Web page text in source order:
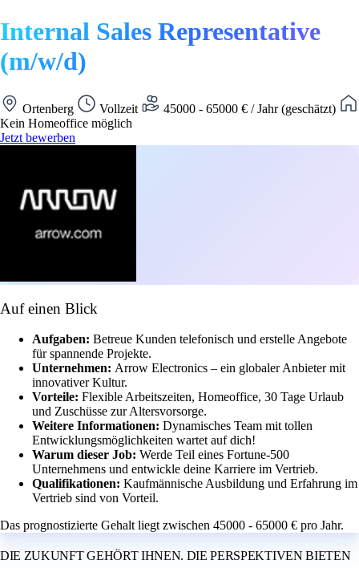
Internal Sales Representative
(m/w/d)
Ortenberg Vollzeit
45000 - 65000 € / Jahr (geschätzt)
Kein Homeoffice möglich
Jetzt bewerben
Auf einen Blick
Aufgaben: Betreue Kunden telefonisch und erstelle Angebote
für spannende Projekte.
Unternehmen: Arrow Electronics – ein globaler Anbieter mit
innovativer Kultur.
Vorteile: Flexible Arbeitszeiten, Homeoffice, 30 Tage Urlaub
und Zuschüsse zur Altersvorsorge.
Weitere Informationen: Dynamisches Team mit tollen
Entwicklungsmöglichkeiten wartet auf dich!
Warum dieser Job: Werde Teil eines Fortune-500
Unternehmens und entwickle deine Karriere im Vertrieb.
Qualifikationen: Kaufmännische Ausbildung und Erfahrung im
Vertrieb sind von Vorteil.
Das prognostizierte Gehalt liegt zwischen 45000 - 65000 € pro Jahr.
DIE ZUKUNFT GEHÖRT IHNEN. DIE PERSPEKTIVEN BIETEN